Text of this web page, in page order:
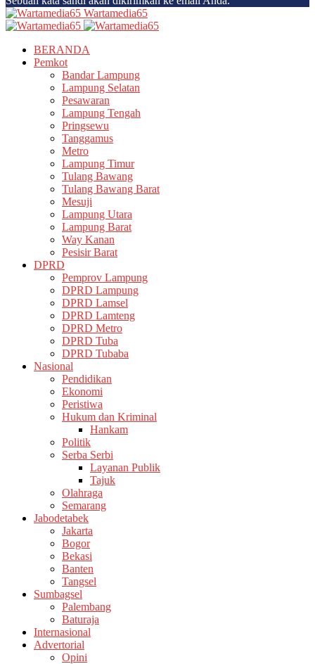
Wartamedia65
BERANDA
Pemkot
Bandar Lampung
Lampung Selatan
Pesawaran
Lampung Tengah
Pringsewu
Tanggamus
Metro
Lampung Timur
Tulang Bawang
Tulang Bawang Barat
Mesuji
Lampung Utara
Lampung Barat
Way Kanan
Pesisir Barat
DPRD
Pemprov Lampung
DPRD Lampung
DPRD Lamsel
DPRD Lamteng
DPRD Metro
DPRD Tuba
DPRD Tubaba
Nasional
Pendidikan
Ekonomi
Peristiwa
Hukum dan Kriminal
Hankam
Politik
Serba Serbi
Layanan Publik
Tajuk
Olahraga
Semarang
Jabodetabek
Jakarta
Bogor
Bekasi
Banten
Tangsel
Sumbagsel
Palembang
Baturaja
Internasional
Advertorial
Opini